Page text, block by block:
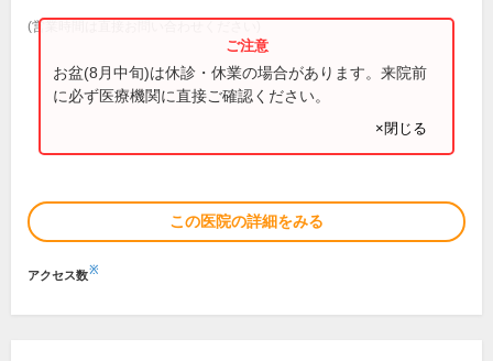
(営業時間は直接お問い合わせください)
お盆(8月中旬)は休診・休業の場合があります。来院前
に必ず医療機関に直接ご確認ください。
×閉じる
この医院の詳細をみる
アクセス数※